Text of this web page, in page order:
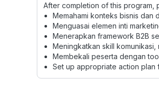
After completion of this program,
Memahami konteks bisnis dan
Menguasai elemen inti
Menerapkan framework B2B
Meningkatkan skill
Membekali peserta dengan
Set up appropriate action plan